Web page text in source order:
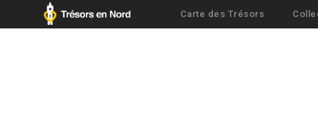
Carte des Trésors